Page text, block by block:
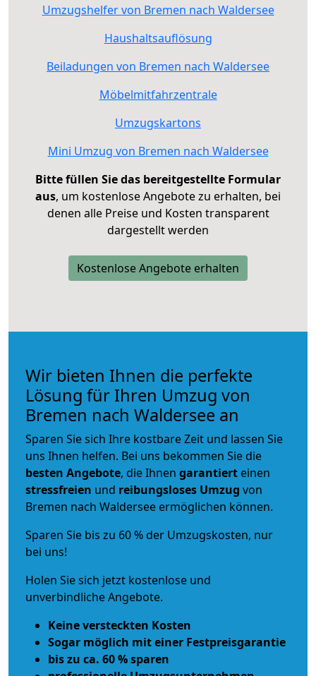
Umzugshelfer von Bremen nach Waldersee
Haushaltsauflösung
Beiladungen von Bremen nach Waldersee
Möbelmitfahrzentrale
Umzugskartons
Mini Umzug von Bremen nach Waldersee
Bitte füllen Sie das bereitgestellte Formular
aus, um kostenlose Angebote zu erhalten, bei
denen alle Preise und Kosten transparent
dargestellt werden
Kostenlose Angebote erhalten
Wir bieten Ihnen die perfekte
Lösung für Ihren Umzug von
Bremen nach Waldersee an
Sparen Sie sich Ihre kostbare Zeit und lassen Sie
uns Ihnen helfen. Bei uns bekommen Sie die
besten Angebote, die Ihnen garantiert einen
stressfreien und reibungsloses Umzug von
Bremen nach Waldersee ermöglichen können.
Sparen Sie bis zu 60 % der Umzugskosten, nur
bei uns!
Holen Sie sich jetzt kostenlose und
unverbindliche Angebote.
Keine versteckten Kosten
Sogar möglich mit einer Festpreisgarantie
bis zu ca. 60 % sparen